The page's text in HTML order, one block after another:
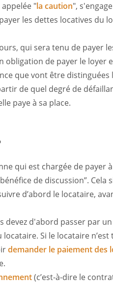
"la caution",
les dettes locatives du
qui sera tenu de payer
obligation de payer le loyer
que vont être
de quel degré de
paye à sa place.
qui est chargée de payer
de discussion”. Cela
d’abord le locataire,
devez d'abord passer par
Si le locataire
demander le paiement des
(c’est-à-dire le